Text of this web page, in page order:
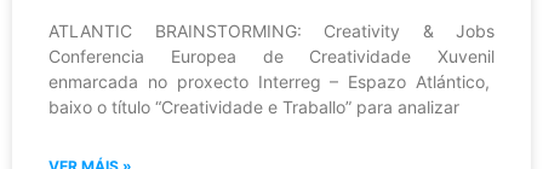
ATLANTIC BRAINSTORMING: Creativity & Jobs
Conferencia Europea de Creatividade Xuvenil
enmarcada no proxecto Interreg – Espazo Atlántico,
baixo o título “Creatividade e Traballo” para analizar